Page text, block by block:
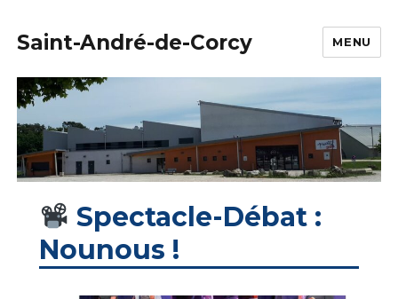
Saint-André-de-Corcy MENU
Spectacle-Débat :
Nounous !